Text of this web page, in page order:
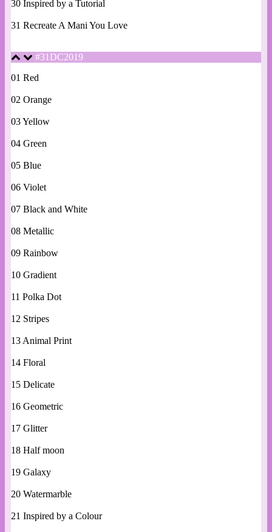
30 Inspired by a Tutorial
31 Recreate A Mani You Love
#31DC2019
01 Red
02 Orange
03 Yellow
04 Green
05 Blue
06 Violet
07 Black and White
08 Metallic
09 Rainbow
10 Gradient
11 Polka Dot
12 Stripes
13 Animal Print
14 Floral
15 Delicate
16 Geometric
17 Glitter
18 Half moon
19 Galaxy
20 Watermarble
21 Inspired by a Colour